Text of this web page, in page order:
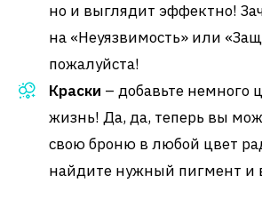
но и выглядит эффектно!
на «Неуязвимость» или
пожалуйста!
Краски – добавьте немного
жизнь! Да, да, теперь вы
свою броню в любой цвет
найдите нужный пигмент и